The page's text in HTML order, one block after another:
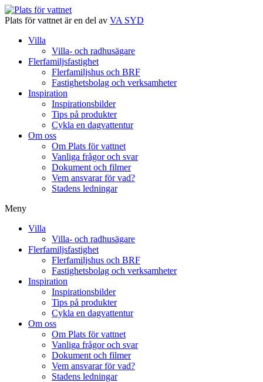
Plats för vattnet är en del av VA SYD
Villa
Villa- och radhusägare
Flerfamiljsfastighet
Flerfamiljshus och BRF
Fastighetsbolag och verksamheter
Inspiration
Inspirationsbilder
Tips på produkter
Cykla en dagvattentur
Om oss
Om Plats för vattnet
Vanliga frågor och svar
Dokument och filmer
Vem ansvarar för vad?
Stadens ledningar
Meny
Villa
Villa- och radhusägare
Flerfamiljsfastighet
Flerfamiljshus och BRF
Fastighetsbolag och verksamheter
Inspiration
Inspirationsbilder
Tips på produkter
Cykla en dagvattentur
Om oss
Om Plats för vattnet
Vanliga frågor och svar
Dokument och filmer
Vem ansvarar för vad?
Stadens ledningar